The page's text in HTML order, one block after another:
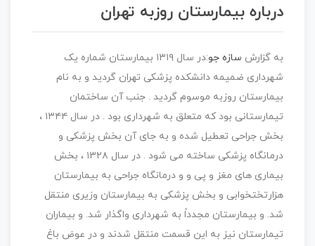
درباره بیمارستان روزبه تهران
به گزارش سازه جو
:در سال ۱۳۱۹ بیمارستان شماره یک
شهرداری ضمیمه دانشکده پزشکی تهران گردید و به نام
بیمارستان روزبه موسوم گردید . جنب آن ساختمان
تیمارستانی بود که متعلق به شهرداری بود . در سال ۱۳۴۴ ،
بخش جراحی تعطیل شده و به جای آن بخش پزشکی و
درمانگاه پزشکی ساخته می شود . در سال ۱۳۲۸ ، بخش
بیماری های مغز و پی و و درمانگاه جراحی به بیمارستان
هزارتختخوابی و بخش پزشکی به بیمارستان وزیری منتقل
شد. و بیمارستان مجدداً به شهرداری واگذار شد. و بیماران
تیمارستان نیز به این قسمت منتقل شدند و در عوض باغ